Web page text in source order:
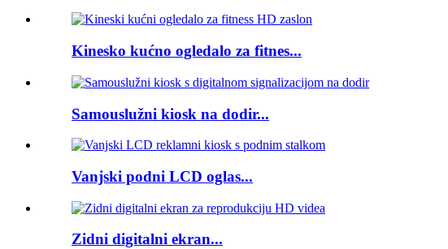
Kinesko kućno ogledalo za fitnes...
Samouslužni kiosk na dodir...
Vanjski podni LCD oglas...
Zidni digitalni ekran...